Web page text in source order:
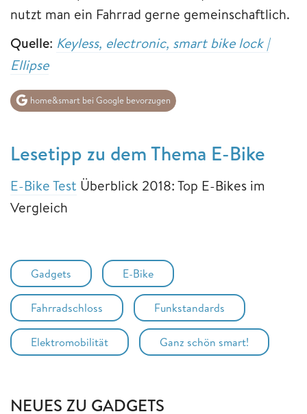
nutzt man ein Fahrrad gerne gemeinschaftlich.
Quelle: Keyless, electronic, smart bike lock |
Ellipse
home&smart bei Google bevorzugen
Lesetipp zu dem Thema E-Bike
E-Bike Test Überblick 2018: Top E-Bikes im
Vergleich
Gadgets E-Bike
Fahrradschloss Funkstandards
Elektromobilität Ganz schön smart!
NEUES ZU GADGETS